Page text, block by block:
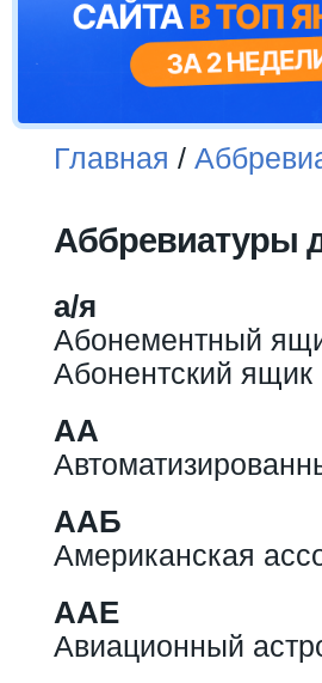
Главная /
Аббревиатуры
а/я
Абонементный
Абонентский ящик
АА
ААБ
Американская
ААЕ
Авиационный